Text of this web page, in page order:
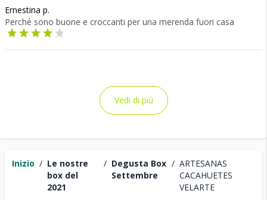
Inizio / Le nostre
box del
2021
/ Degusta Box
Settembre
/ ARTESANAS
CACAHUETES
VELARTE
Ernestina p.
Perché sono buone e croccanti per una merenda fuori casa
Vedi di piú